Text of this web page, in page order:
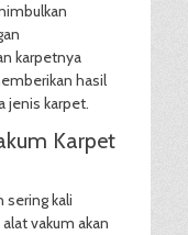
karpetnya
hasil
jenis karpet.
Karpet
sering kali
vakum akan